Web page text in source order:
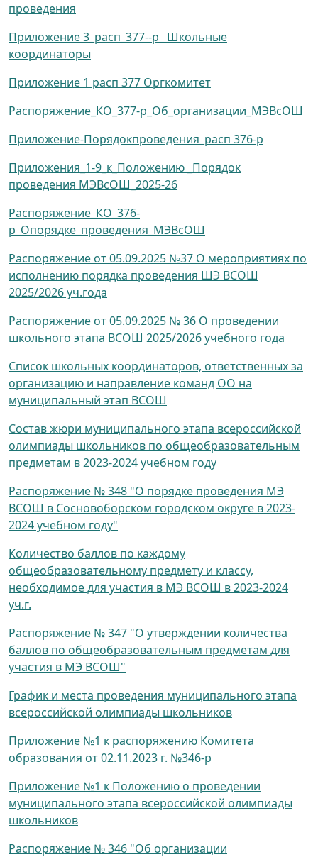
проведения
Приложение 3_расп_377--р_ Школьные
координаторы
Приложение 1 расп 377 Оргкомитет
Распоряжение_КО_377-р_Об_организации_МЭВсОШ
Приложение-Порядокпроведения_расп 376-р
Приложения_1-9_к_Положению _Порядок
проведения МЭВсОШ_2025-26
Распоряжение_КО_376-
р_Опорядке_проведения_МЭВсОШ
Распоряжение от 05.09.2025 №37 О мероприятиях по
исполнению порядка проведения ШЭ ВСОШ
2025/2026 уч.года
Распоряжение от 05.09.2025 № 36 О проведении
школьного этапа ВСОШ 2025/2026 учебного года
Список школьных координаторов, ответственных за
организацию и направление команд ОО на
муниципальный этап ВСОШ
Состав жюри муниципального этапа всероссийской
олимпиады школьников по общеобразовательным
предметам в 2023-2024 учебном году
Распоряжение № 348 "О порядке проведения МЭ
ВСОШ в Сосновоборском городском округе в 2023-
2024 учебном году"
Количество баллов по каждому
общеобразовательному предмету и классу,
необходимое для участия в МЭ ВСОШ в 2023-2024
уч.г.
Распоряжение № 347 "О утверждении количества
баллов по общеобразовательным предметам для
участия в МЭ ВСОШ"
График и места проведения муниципального этапа
всероссийской олимпиады школьников
Приложение №1 к распоряжению Комитета
образования от 02.11.2023 г. №346-р
Приложение №1 к Положению о проведении
муниципального этапа всероссийской олимпиады
школьников
Распоряжение № 346 "Об организации